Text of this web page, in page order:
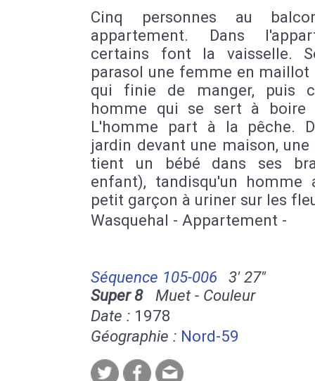
Cinq personnes au
appartement. Dans
certains font la vaisselle.
parasol une femme en maillot
qui finie de manger, puis
homme qui se sert à boire
L'homme part à la pêche.
jardin devant une maison,
tient un bébé dans ses
enfant), tandisqu'un homme
petit garçon à uriner sur les
Wasquehal - Appartement -
Séquence 105-006
3' 27''
Super 8Muet - Couleur
Date : 1978
Géographie : Nord-59